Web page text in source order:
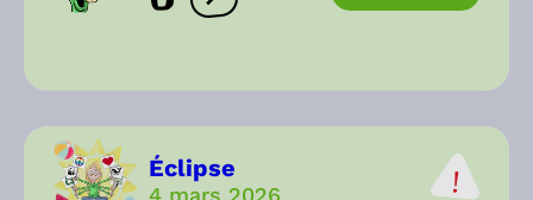
Éclipse
4 mars 2026